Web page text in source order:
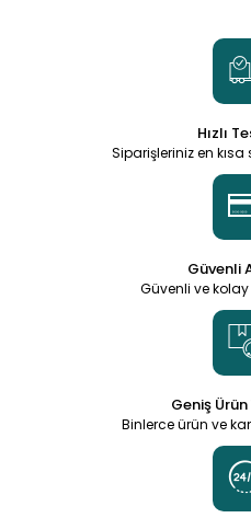
Hızlı
Siparişleriniz en kısa
Güvenli
Güvenli ve
Geniş
Binlerce ürün ve